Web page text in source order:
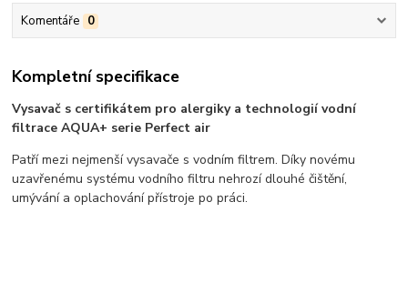
Komentáře 0
Kompletní specifikace
Vysavač s certifikátem pro alergiky a technologií vodní
filtrace AQUA+ serie Perfect air
Patří mezi nejmenší vysavače s vodním filtrem. Díky novému
uzavřenému systému vodního filtru nehrozí dlouhé čištění,
umývání a oplachování přístroje po práci.